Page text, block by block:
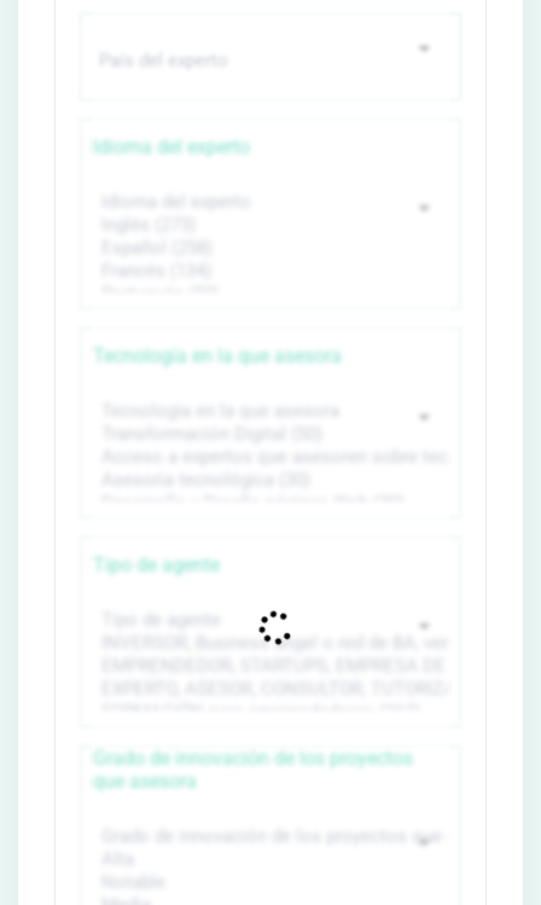
Idioma del experto
Tecnología en la que asesora
Tipo de agente
Grado de innovación de los proyectos
que asesora